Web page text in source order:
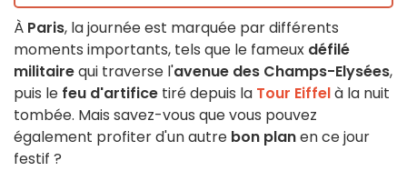
À Paris, la journée est marquée par différents
moments importants, tels que le fameux défilé
militairequi traverse l'avenue des Champs-Elysées,
puis le feu d'artifice tiré depuis la Tour Eiffelà la nuit
tombée. Mais savez-vous que vous pouvez
également profiter d'un autre bon planen ce jour
festif ?